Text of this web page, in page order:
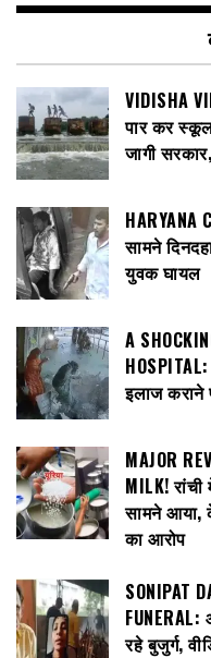
VIDISHA
पार कर
जागी
HARYANA
सामने
युवक घायल
A
इलाज कराने
MAJOR
MILK!
सामने आया,
का आरोप
SONIPAT
रहे बुजुर्ग,